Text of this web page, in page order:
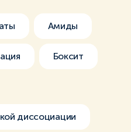
Амиды
Боксит
диссоциации